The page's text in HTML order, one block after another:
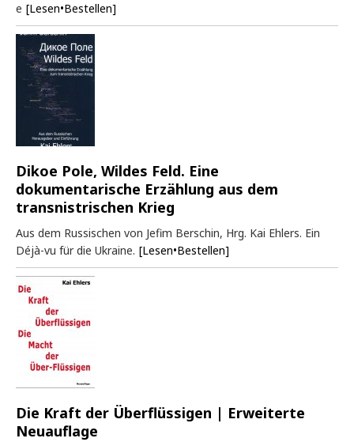
e [Lesen•Bestellen]
Dikoe Pole, Wildes Feld. Eine
dokumentarische Erzählung aus dem
transnistrischen Krieg
Aus dem Russischen von Jefim Berschin, Hrg. Kai Ehlers. Ein
Déjà-vu für die Ukraine. [Lesen•Bestellen]
Die Kraft der Überflüssigen | Erweiterte
Neuauflage